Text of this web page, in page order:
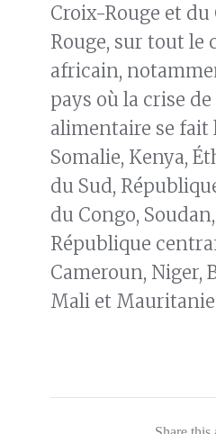
Croix-Rouge et du
Rouge, sur tout le
africain,
pays où la crise
alimentaire se fait
Somalie, Kenya,
du Sud,
du Congo,
République
Cameroun, Niger,
Mali et